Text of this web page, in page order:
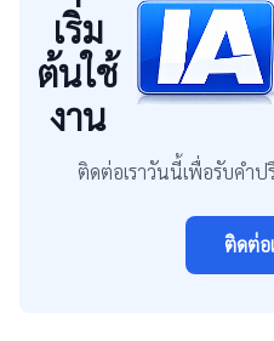
เริ่ม
ต้นใช้
งาน
ติดต่อเราวันนี้เพื่อรับคำ
ติดต่อ